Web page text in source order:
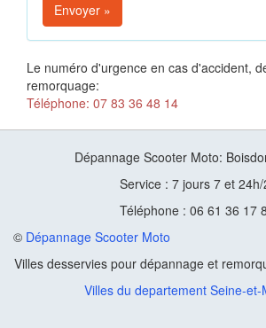
Envoyer »
Le numéro d'urgence en cas d'accident,
remorquage:
Téléphone: 07 83 36 48 14
Dépannage Scooter Moto:
Service : 7 jours 7 et
Téléphone : 06 61 36 17
© Dépannage Scooter Moto
Villes desservies pour dépannage et
Villes du departement Seine-et-